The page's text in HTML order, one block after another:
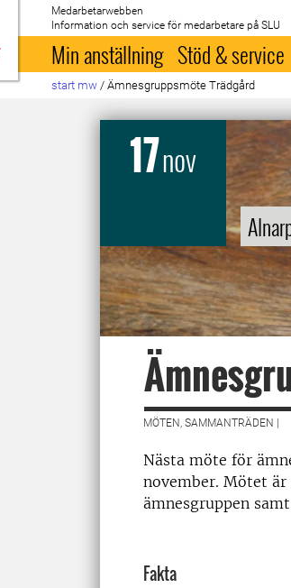
Till startsida
Medarbetarwebben
Information och service för medarbetare på SLU
Min anställning Stöd & service
start mw / Ämnesgruppsmöte Trädgård
17nov
MÖTEN, SAMMANTRÄDEN |
Nästa möte för
november. Mötet
ämnesgruppen
Fakta